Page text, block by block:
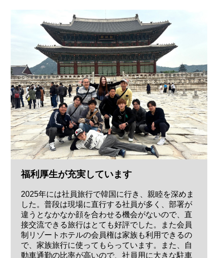
福利厚生が充実しています
2025年には社員旅行で韓国に行き、親睦を深めま
した。普段は現場に直行する社員が多く、部署が
違うとなかなか顔を合わせる機会がないので、直
接交流できる旅行はとても好評でした。また会員
制リゾートホテルの会員権は家族も利用できるの
で、家族旅行に使ってもらっています。また、自
動車通勤の比率が高いので、社員用に大きな駐車